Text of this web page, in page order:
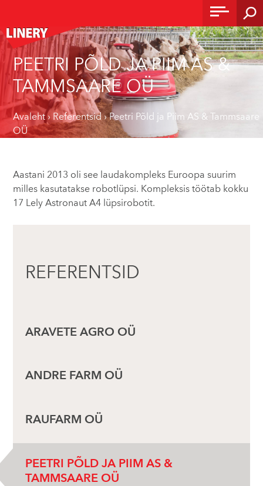
PEETRI PÕLD JA PIIM AS &
TAMMSAARE OÜ
Avaleht › Referentsid › Peetri Põld ja Piim AS & Tammsaare
OÜ
Aastani 2013 oli see laudakompleks Euroopa suurim
milles kasutatakse robotlüpsi. Kompleksis töötab kokku
17 Lely Astronaut A4 lüpsirobotit.
REFERENTSID
ARAVETE AGRO OÜ
ANDRE FARM OÜ
RAUFARM OÜ
PEETRI PÕLD JA PIIM AS &
TAMMSAARE OÜ